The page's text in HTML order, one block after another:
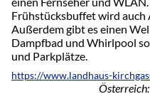
Frühstücksbuffet wird auch
Außerdem gibt es einen
Dampfbad und Whirlpool
und Parkplätze.
https://www.landhaus-